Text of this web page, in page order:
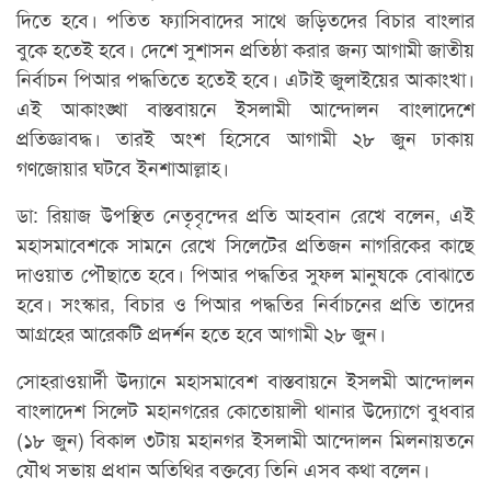
দিতে হবে। পতিত ফ্যাসিবাদের সাথে জড়িতদের বিচার বাংলার
বুকে হতেই হবে। দেশে সুশাসন প্রতিষ্ঠা করার জন্য আগামী জাতীয়
নির্বাচন পিআর পদ্ধতিতে হতেই হবে। এটাই জুলাইয়ের আকাংখা।
এই আকাংঙ্খা বাস্তবায়নে ইসলামী আন্দোলন বাংলাদেশে
প্রতিজ্ঞাবদ্ধ। তারই অংশ হিসেবে আগামী ২৮ জুন ঢাকায়
গণজোয়ার ঘটবে ইনশাআল্লাহ।
ডা: রিয়াজ উপস্থিত নেতৃবৃন্দের প্রতি আহবান রেখে বলেন, এই
মহাসমাবেশকে সামনে রেখে সিলেটের প্রতিজন নাগরিকের কাছে
দাওয়াত পৌছাতে হবে। পিআর পদ্ধতির সুফল মানুষকে বোঝাতে
হবে। সংস্কার, বিচার ও পিআর পদ্ধতির নির্বাচনের প্রতি তাদের
আগ্রহের আরেকটি প্রদর্শন হতে হবে আগামী ২৮ জুন।
সোহরাওয়ার্দী উদ্যানে মহাসমাবেশ বাস্তবায়নে ইসলমী আন্দোলন
বাংলাদেশ সিলেট মহানগরের কোতোয়ালী থানার উদ্যোগে বুধবার
(১৮ জুন) বিকাল ৩টায় মহানগর ইসলামী আন্দোলন মিলনায়তনে
যৌথ সভায় প্রধান অতিথির বক্তব্যে তিনি এসব কথা বলেন।